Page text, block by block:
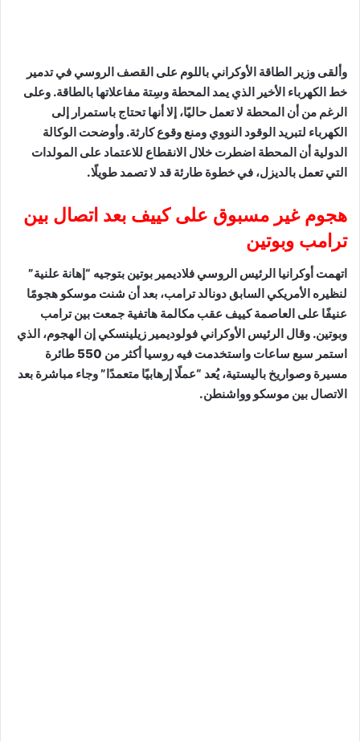
وألقى وزير الطاقة الأوكراني باللوم على القصف الروسي في تدمير
خط الكهرباء الأخير الذي يمد المحطة وسِتة مفاعلاتها بالطاقة. وعلى
الرغم من أن المحطة لا تعمل حاليًا، إلا أنها تحتاج باستمرار إلى
الكهرباء لتبريد الوقود النووي ومنع وقوع كارثة. وأوضحت الوكالة
الدولية أن المحطة اضطرت خلال الانقطاع للاعتماد على المولدات
التي تعمل بالديزل، في خطوة طارئة قد لا تصمد طويلًا.
هجوم غير مسبوق على كييف بعد اتصال بين
ترامب وبوتين
اتهمت أوكرانيا الرئيس الروسي فلاديمير بوتين بتوجيه “إهانة علنية”
لنظيره الأمريكي السابق دونالد ترامب، بعد أن شنت موسكو هجومًا
عنيفًا على العاصمة كييف عقب مكالمة هاتفية جمعت بين ترامب
وبوتين. وقال الرئيس الأوكراني فولوديمير زيلينسكي إن الهجوم، الذي
استمر سبع ساعات واستخدمت فيه روسيا أكثر من 550 طائرة
مسيرة وصواريخ باليستية، يُعد “عملًا إرهابيًا متعمدًا” وجاء مباشرة بعد
الاتصال بين موسكو وواشنطن.